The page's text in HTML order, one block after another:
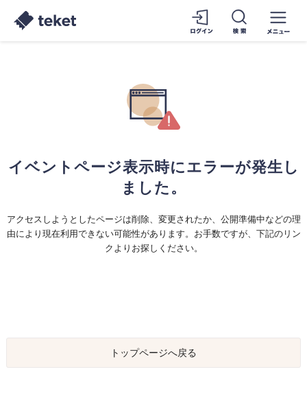
イベントページ表示時にエラーが発生し
ました。
アクセスしようとしたページは削除、変更されたか、公開準備中などの理
由により現在利用できない可能性があります。お手数ですが、下記のリン
クよりお探しください。
トップページへ戻る